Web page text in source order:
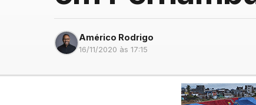
Américo Rodrigo
16/11/2020 às 17:15